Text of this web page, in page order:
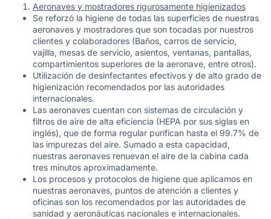
Aeronaves y mostradores rigurosamente higienizados
Se reforzó la higiene de todas las superficies de nuestras
aeronaves y mostradores que son tocadas por nuestros
clientes y colaboradores (Baños, carros de servicio,
vajilla, mesas de servicio, asientos, ventanas, pantallas,
compartimientos superiores de la aeronave, entre otros).
Utilización de desinfectantes efectivos y de alto grado de
higienización recomendados por las autoridades
internacionales.
Las aeronaves cuentan con sistemas de circulación y
filtros de aire de alta eficiencia (HEPA por sus siglas en
inglés), que de forma regular purifican hasta el 99.7% de
las impurezas del aire. Sumado a esta capacidad,
nuestras aeronaves renuevan el aire de la cabina cada
tres minutos aproximadamente.
Los procesos y protocolos de higiene que aplicamos en
nuestras aeronaves, puntos de atención a clientes y
oficinas son los recomendados por las autoridades de
sanidad y aeronáuticas nacionales e internacionales.